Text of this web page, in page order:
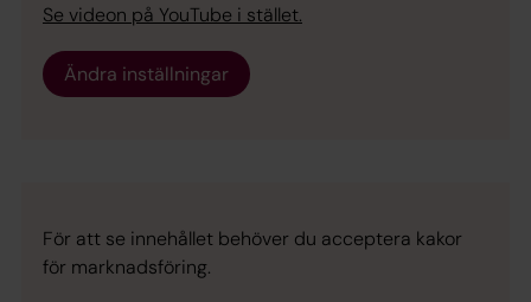
Se videon på YouTube i stället.
Ändra inställningar
För att se innehållet behöver du acceptera kakor
för marknadsföring.